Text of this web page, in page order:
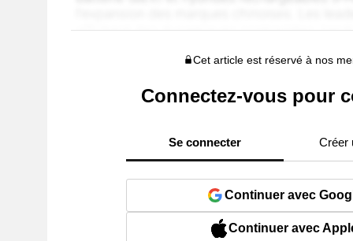
Cet article est réservé à nos
Connectez-vous pour
Se connecter Créer
Continuer avec
Continuer avec